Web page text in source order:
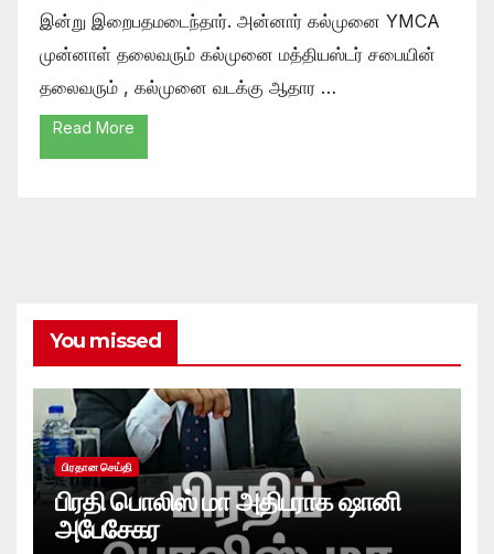
இன்று இறைபதமடைந்தார். அன்னார் கல்முனை YMCA
முன்னாள் தலைவரும் கல்முனை மத்தியஸ்டர் சபையின்
தலைவரும் , கல்முனை வடக்கு ஆதார …
Read More
You missed
பிரதான செய்தி
பிரதி பொலிஸ் மா அதிபராக ஷானி
அபேசேகர